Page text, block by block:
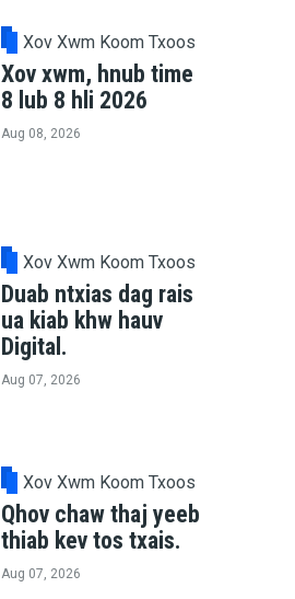
Xov Xwm Koom Txoos
Xov xwm, hnub time
8 lub 8 hli 2026
Aug 08, 2026
Xov Xwm Koom Txoos
Duab ntxias dag rais
ua kiab khw hauv
Digital.
Aug 07, 2026
Xov Xwm Koom Txoos
Qhov chaw thaj yeeb
thiab kev tos txais.
Aug 07, 2026